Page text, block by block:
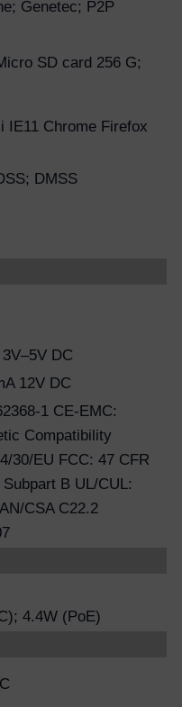
Genetec; P2P
SD card 256 G;
IE11 Chrome Firefox
DMSS
DC
12V DC
1 CE-EMC:
Compatibility
30/EU FCC: 47 CFR
B UL/CUL:
CSA C22.2
4.4W (PoE)